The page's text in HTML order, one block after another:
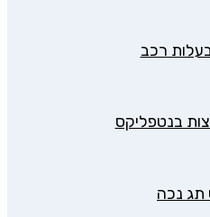
רכב
בנטפליקס
תג נכה